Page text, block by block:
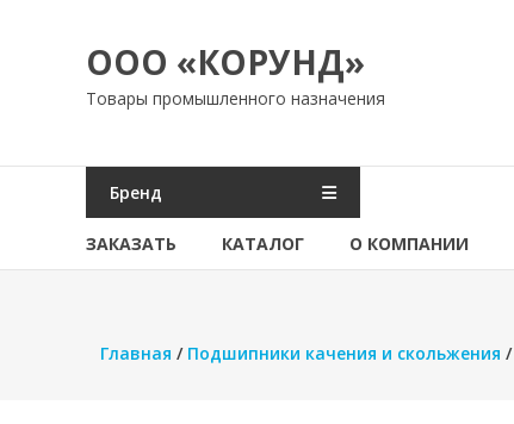
содержимомуООО «КОРУНД»
Товары промышленного назначения
Бренд
ЗАКАЗАТЬ КАТАЛОГ О КОМПАНИИ
Главная / Подшипники качения и скольжения /